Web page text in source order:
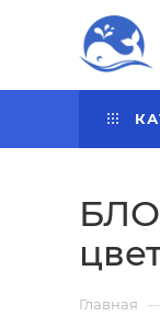
Главная